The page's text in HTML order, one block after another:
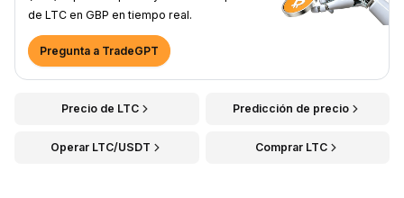
de LTC en GBP en tiempo real.
Pregunta a TradeGPT
Precio de LTC Predicción de precio
Operar LTC/USDT Comprar LTC